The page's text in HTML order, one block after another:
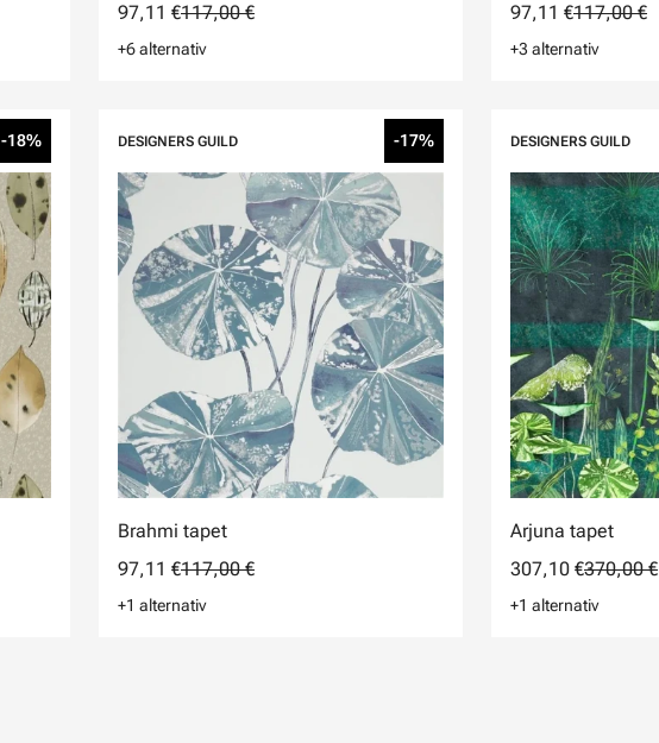
97,11 €117,00 €
+6 alternativ
97,11 €117,00 €
+3 alternativ
-18% DESIGNERS GUILD -17%
Brahmi tapet
97,11 €117,00 €
+1 alternativ
DESIGNERS GUILD
Arjuna tapet
307,10 €370,00 €
+1 alternativ